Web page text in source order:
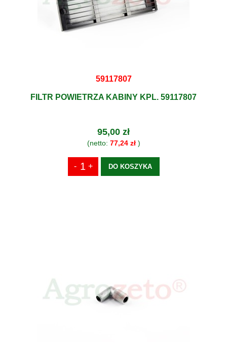
59117807
FILTR POWIETRZA KABINY KPL. 59117807
95,00 zł
(netto: 77,24 zł)
DO KOSZYKA